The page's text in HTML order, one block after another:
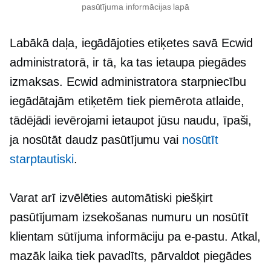
pasūtījuma informācijas lapā
Labākā daļa, iegādājoties etiķetes savā Ecwid
administratorā, ir tā, ka tas ietaupa piegādes
izmaksas. Ecwid administratora starpniecību
iegādātajām etiķetēm tiek piemērota atlaide,
tādējādi ievērojami ietaupot jūsu naudu, īpaši,
ja nosūtāt daudz pasūtījumu vai nosūtīt
starptautiski.
Varat arī izvēlēties automātiski piešķirt
pasūtījumam izsekošanas numuru un nosūtīt
klientam sūtījuma informāciju pa e-pastu. Atkal,
mazāk laika tiek pavadīts, pārvaldot piegādes